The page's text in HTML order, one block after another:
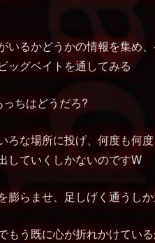
いるかどうかの情報を集め
ッグベイトを通してみる
ちはどうだろ?
ろな場所に投げ、何度も何
していくしかないのですW
膨らませ、足しげく通うし
もう既に心が折れかけてい